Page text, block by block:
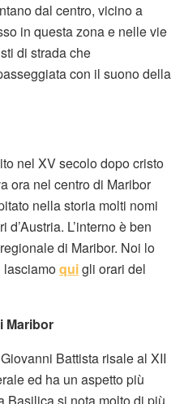
dal centro, vicino a
in questa zona e nelle vie
di strada che
con il suono della
nel XV secolo dopo cristo
ora nel centro di Maribor
nella storia molti nomi
L’interno è ben
di Maribor. Noi lo
lasciamoquigli orari del
Maribor
Battista risale al XII
ed ha un aspetto più